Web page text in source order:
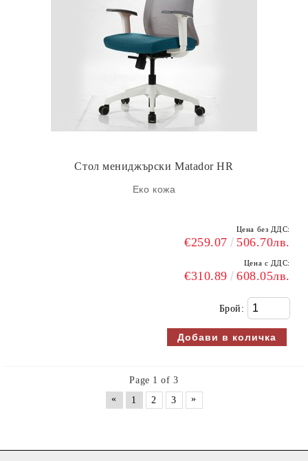
Стол мениджърски Matador HR
Еко кожа
Цена без ДДС:
€259.07 506.70лв.
Цена с ДДС:
€310.89 608.05лв.
Брой:
Page 1 of 3
«
1 2 3 »